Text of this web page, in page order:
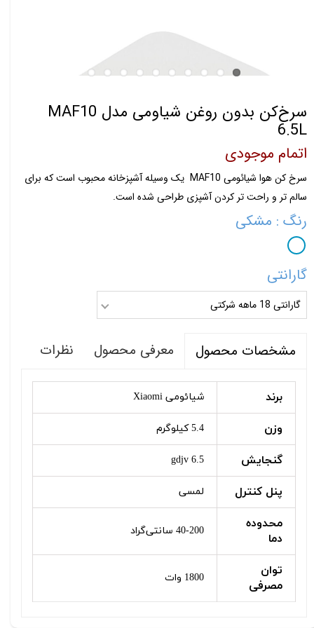
سرخ‌کن بدون روغن شیاومی مدل MAF10
6.5L
اتمام موجودی
سرخ کن هوا شیائومی MAF10 یک وسیله آشپزخانه محبوب است که برای
سالم تر و راحت تر کردن آشپزی طراحی شده است.
رنگ : مشکی
گارانتی
گارانتی 18 ماهه شرکتی
مشخصات محصول معرفی محصول نظرات
برند شیائومی Xiaomi
وزن 5.4 کیلوگرم
گنجایش 6.5 gdjv
پنل کنترل لمسی
محدوده
دما
40-200 سانتی‌گراد
توان
مصرفی
1800 وات